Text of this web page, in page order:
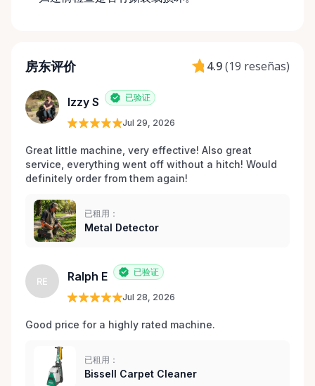
房东评价 4.9(19 reseñas)
Izzy S 已验证
Jul 29, 2026
Great little machine, very effective! Also great
service, everything went off without a hitch! Would
definitely order from them again!
已租用：
Metal Detector
RE Ralph E 已验证
Jul 28, 2026
Good price for a highly rated machine.
已租用：
Bissell Carpet Cleaner